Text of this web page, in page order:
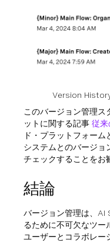
Version
このバージョン管理ス
ットに関する記事 従来
ド・プラットフォー
システムとのバージョ
チェックすることをお
結論
バージョン管理は、AI
るために不可欠なツー
ユーザーとコラボレー